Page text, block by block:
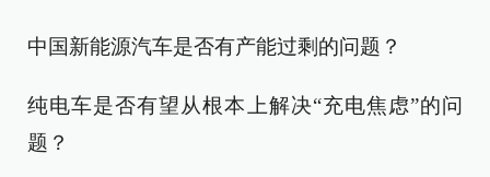
中国新能源汽车是否有产能过剩的问题？
纯电车是否有望从根本上解决“充电焦虑”的问
题？